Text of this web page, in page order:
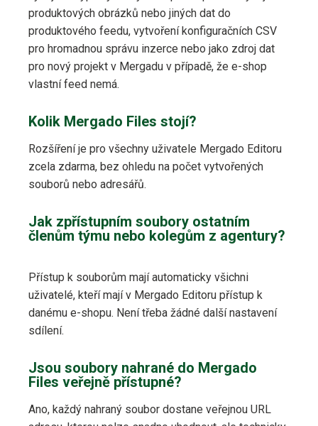
produktových obrázků nebo jiných dat do
produktového feedu, vytvoření konfiguračních CSV
pro hromadnou správu inzerce nebo jako zdroj dat
pro nový projekt v Mergadu v případě, že e-shop
vlastní feed nemá.
Kolik Mergado Files stojí?
Rozšíření je pro všechny uživatele Mergado Editoru
zcela zdarma, bez ohledu na počet vytvořených
souborů nebo adresářů.
Jak zpřístupním soubory ostatním
členům týmu nebo kolegům z agentury?
Přístup k souborům mají automaticky všichni
uživatelé, kteří mají v Mergado Editoru přístup k
danému e-shopu. Není třeba žádné další nastavení
sdílení.
Jsou soubory nahrané do Mergado
Files veřejně přístupné?
Ano, každý nahraný soubor dostane veřejnou URL